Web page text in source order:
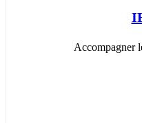
Accompagner